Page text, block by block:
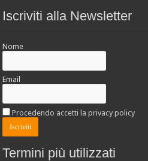
Iscriviti alla Newsletter
Nome
Email
Procedendo accetti la privacy policy
Termini più utilizzati